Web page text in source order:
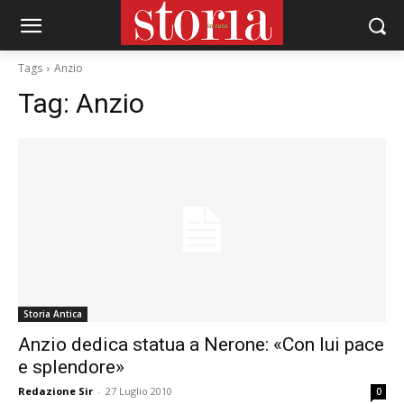
Tags Anzio
Tag: Anzio
Storia Antica
Anzio dedica statua a Nerone: «Con lui pace
e splendore»
Redazione Sir - 27 Luglio 2010 0